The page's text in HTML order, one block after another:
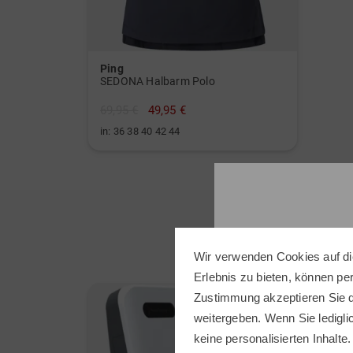
Ping
SEDONA Halbarm Polo
49,95 €
in: 36 38 40 42 44
-28%
Wir verwenden Cookies auf
Erlebnis zu bieten, können
Zustimmung akzeptieren Sie
weitergeben. Wenn Sie
keine personalisierten